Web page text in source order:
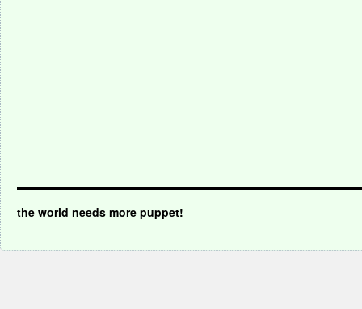
the world needs more puppet!